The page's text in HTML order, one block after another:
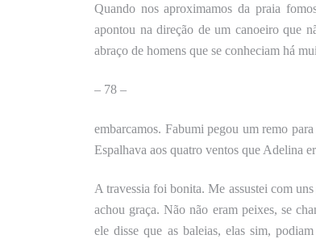
Quando nos aproximamos da praia
apontou na direção de um canoeiro que
abraço de homens que se conheciam há
– 78 –
embarcamos. Fabumi pegou um remo
Espalhava aos quatro ventos que Adelina
A travessia foi bonita. Me assustei com
achou graça. Não não eram peixes, se
ele disse que as baleias, elas sim,